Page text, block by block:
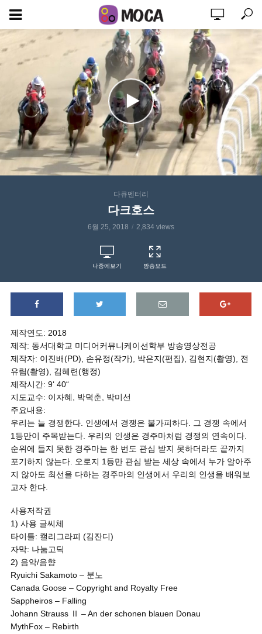
다큐멘터리
다크호스
6월 25, 2018 2,834 views
나중에보기 방송모드
제작연도: 2018
제작: 동서대학교 미디어커뮤니케이션학부 방송영상전공
제작자: 이진배(PD), 손유정(작가), 박은지(편집), 김현지(촬영), 전
유림(촬영), 김혜련(행정)
제작시간: 9‘ 40“
지도교수: 이자혜, 박덕춘, 박미선
주요내용:
우리는 늘 경쟁한다. 인생에서 경쟁은 불가피하다. 그 경쟁 속에서
1등만이 주목받는다. 우리의 인생은 경주마처럼 경쟁의 연속이다.
순위에 들지 못한 경주마는 한 번도 관심 받지 못하더라도 끝까지
포기하지 않는다. 오로지 1등만 관심 받는 세상 속에서 누가 알아주
지 않아도 최선을 다하는 경주마의 인생에서 우리의 인생을 배워보
고자 한다.
사용저작권
1) 사용 글씨체
타이틀: 캘리그라피 (김잔디)
자막: 나눔고딕
2) 음악/음향
Ryuichi Sakamoto – 분노
Canada Goose – Copyright and Royalty Free
Sappheiros – Falling
Johann Strauss Ⅱ – An der schonen blauen Donau
MythFox – Rebirth